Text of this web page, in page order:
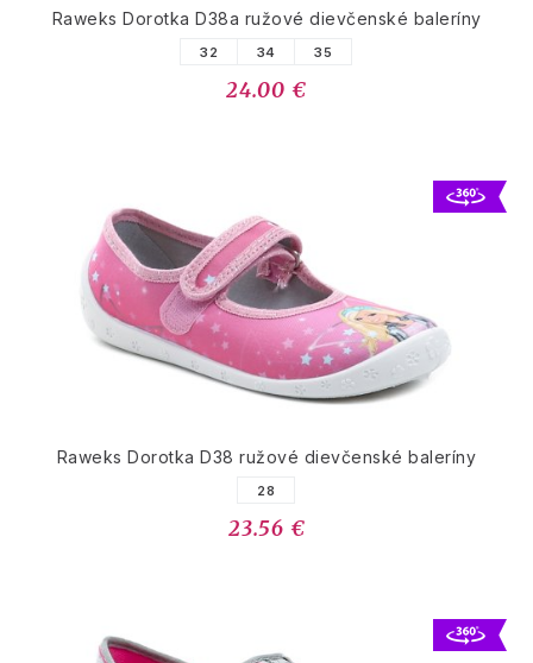
Raweks Dorotka D38a ružové dievčenské baleríny
32 34 35
24.00 €
Raweks Dorotka D38 ružové dievčenské baleríny
28
23.56 €